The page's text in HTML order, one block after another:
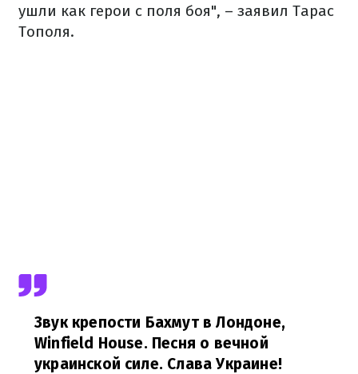
ушли как герои с поля боя", – заявил Тарас
Тополя.
Звук крепости Бахмут в Лондоне,
Winfield House. Песня о вечной
украинской силе. Слава Украине!